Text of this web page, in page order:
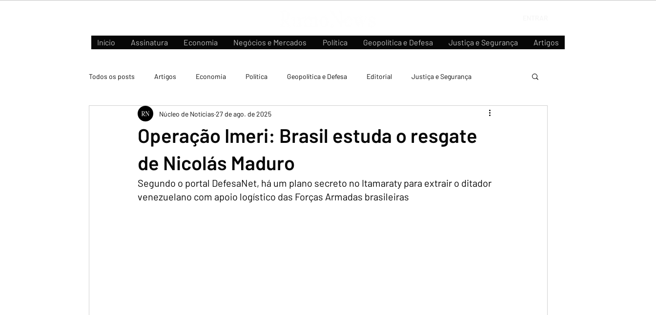
Início Assinatura Economia Negócios e Mercados Política Geopolítica e Defesa Justiça e Segurança Artigos
Todos os posts Artigos Economia Política Geopolítica e Defesa Editorial Justiça e Segurança
Negócios e Mercados
Operação Imeri: Brasil estuda o resgate
de Nicolás Maduro
Núcleo de Notícias 27 de ago. de 2025
Segundo o portal DefesaNet, há um plano secreto no Itamaraty para extrair o ditador
venezuelano com apoio logístico das Forças Armadas brasileiras